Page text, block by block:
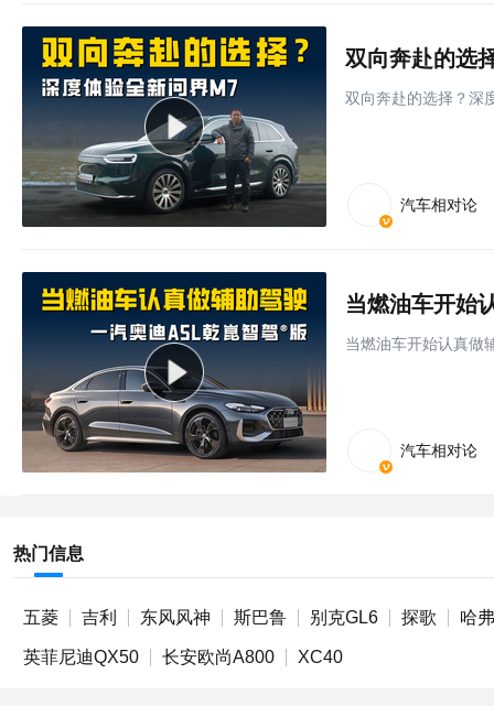
双向奔赴的选
双向奔赴的选择？深
汽车相对论
当燃油车开始认真做
汽车相对论
热门信息
五菱 吉利 东风风神 斯巴鲁 别克GL6 探歌 哈
英菲尼迪QX50 长安欧尚A800 XC40